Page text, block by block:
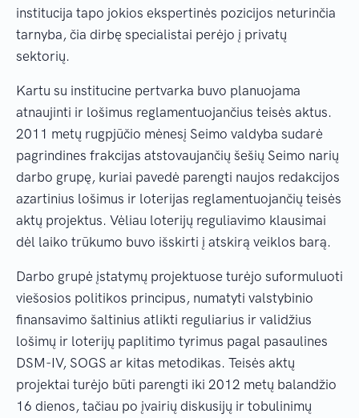
institucija tapo jokios ekspertinės pozicijos neturinčia
tarnyba, čia dirbę specialistai perėjo į privatų
sektorių.
Kartu su institucine pertvarka buvo planuojama
atnaujinti ir lošimus reglamentuojančius teisės aktus.
2011 metų rugpjūčio mėnesį Seimo valdyba sudarė
pagrindines frakcijas atstovaujančių šešių Seimo narių
darbo grupę, kuriai pavedė parengti naujos redakcijos
azartinius lošimus ir loterijas reglamentuojančių teisės
aktų projektus. Vėliau loterijų reguliavimo klausimai
dėl laiko trūkumo buvo išskirti į atskirą veiklos barą.
Darbo grupė įstatymų projektuose turėjo suformuluoti
viešosios politikos principus, numatyti valstybinio
finansavimo šaltinius atlikti reguliarius ir validžius
lošimų ir loterijų paplitimo tyrimus pagal pasaulines
DSM-IV, SOGS ar kitas metodikas. Teisės aktų
projektai turėjo būti parengti iki 2012 metų balandžio
16 dienos, tačiau po įvairių diskusijų ir tobulinimų